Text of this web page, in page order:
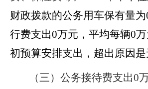
财政拨款的公务用车保有量
行费支出0万元，平均每辆0
初预算安排支出，超出原因是
（三）公务接待费支出0